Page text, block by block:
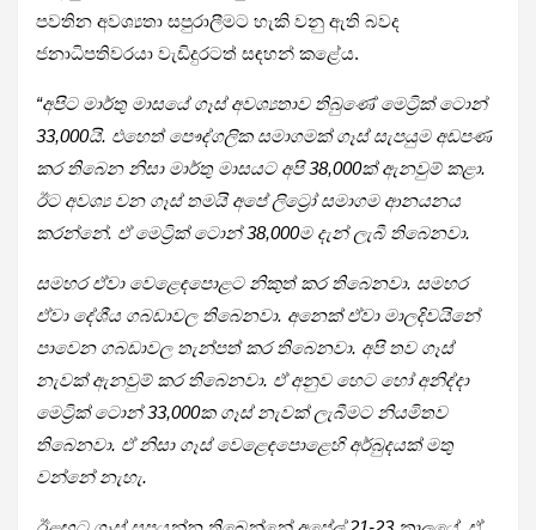
පවතින අවශ්‍යතා සපුරාලීමට හැකි වනු ඇති බවද
ජනාධිපතිවරයා වැඩිදුරටත් සඳහන් කළේය.
“අපිට මාර්තු මාසයේ ගෑස් අවශ්‍යතාව තිබුණේ මෙට්‍රික් ටොන්
33,000යි. එහෙත් පෞද්ගලික සමාගමක් ගෑස් සැපයුම අඩපණ
කර තිබෙන නිසා මාර්තු මාසයට අපි 38,000ක් ඇනවුම් කළා.
ඊට අවශ්‍ය වන ගෑස් තමයි අපේ ලිට්‍රෝ සමාගම ආනයනය
කරන්නේ. ඒ මෙට්‍රික් ටොන් 38,000ම දැන් ලැබී තිබෙනවා.
සමහර ඒවා වෙළෙඳපොළට නිකුත් කර තිබෙනවා. සමහර
ඒවා දේශීය ගබඩාවල තිබෙනවා. අනෙක් ඒවා මාලදිවයිනේ
පාවෙන ගබඩාවල තැන්පත් කර තිබෙනවා. අපි තව ගෑස්
නැවක් ඇනවුම් කර තිබෙනවා. ඒ අනුව හෙට හෝ අනිද්දා
මෙට්‍රික් ටොන් 33,000ක ගෑස් නැවක් ලැබීමට නියමිතව
තිබෙනවා. ඒ නිසා ගෑස් වෙළෙඳපොළෙහි අර්බුදයක් මතු
වන්නේ නැහැ.